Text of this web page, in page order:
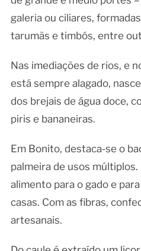
galeria ou ciliares,
tarumãs e timbós, entre
Nas imediações de rios, e
está sempre alagado,
dos brejais de água doce,
piris e bananeiras.
Em Bonito, destaca-se o
palmeira de usos
alimento para o gado e
casas. Com as fibras,
artesanais.